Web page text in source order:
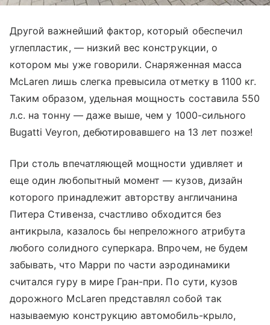
Другой важнейший фактор, который обеспечил
углепластик, — низкий вес конструкции, о
котором мы уже говорили. Снаряженная масса
McLaren лишь слегка превысила отметку в 1100 кг.
Таким образом, удельная мощность составила 550
л.с. на тонну — даже выше, чем у 1000-сильного
Bugatti Veyron, дебютировавшего на 13 лет позже!
При столь впечатляющей мощности удивляет и
еще один любопытный момент — кузов, дизайн
которого принадлежит авторству англичанина
Питера Стивенза, счастливо обходится без
антикрыла, казалось бы непреложного атрибута
любого солидного суперкара. Впрочем, не будем
забывать, что Марри по части аэродинамики
считался гуру в мире Гран-при. По сути, кузов
дорожного McLaren представлял собой так
называемую конструкцию автомобиль-крыло,